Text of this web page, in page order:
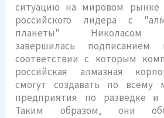
ситуацию на мировом рынке
российского лидера с
планеты" Николасом
завершилась
соответствии с которым
российская алмазная
смогут создавать по всему
предприятия по разведке и
Таким образом, они